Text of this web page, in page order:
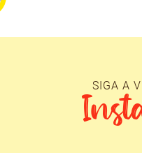
SIGA A